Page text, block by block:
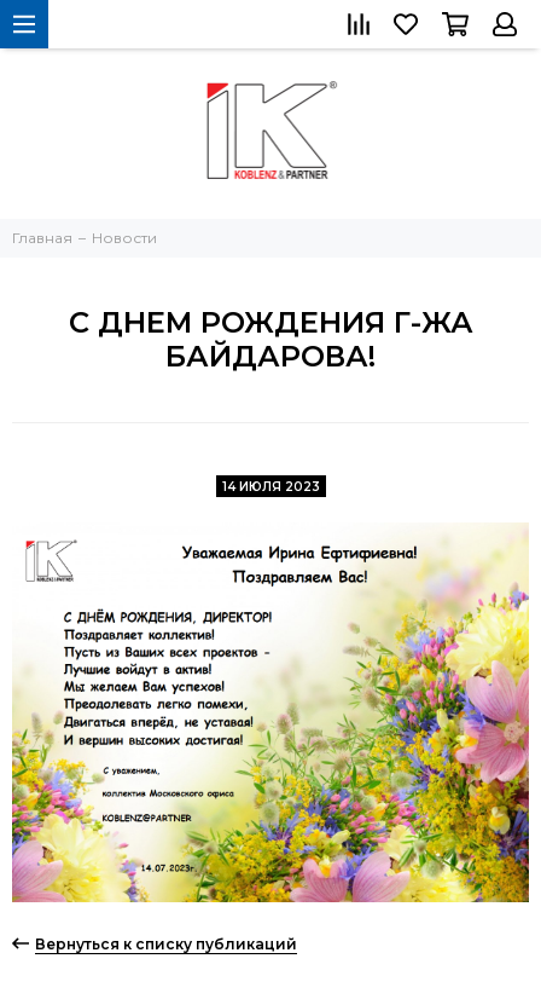
Главная Новости
С ДНЕМ РОЖДЕНИЯ Г-ЖА
БАЙДАРОВА!
14 ИЮЛЯ 2023
Вернуться к списку публикаций